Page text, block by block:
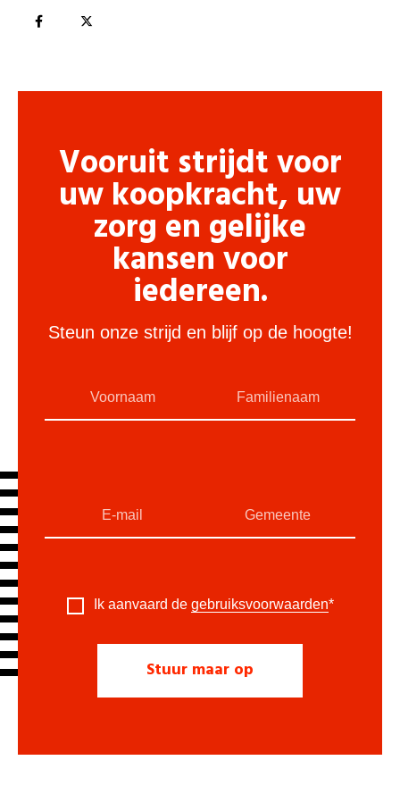
Vooruit strijdt voor
uw koopkracht, uw
zorg en gelijke
kansen voor
iedereen.
Steun onze strijd en blijf op de hoogte!
Ik aanvaard de gebruiksvoorwaarden*